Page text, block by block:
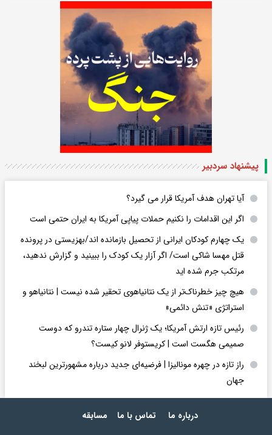
پیشنهاد سردبیر
آیا تهران هدف آمریکا قرار می گیرد؟
اگر این اقدامات را نکنیم حملات پیاپی آمریکا به ایران حتمی است
یک چهارم کودکان ایرانی از تحصیل بازمانده اند/بهزیستی در پرونده
قتل مهسا شاکی است/ اگر آزار یک کودک را ببینید و گزارش ندهید،
مرتکب جرم شده اید
هیچ چیز خطرناک‌تر از یک نتانیاهوی تحقیر شده نیست | نتانیاهو و
استراتژی «تنش دائمی»
رئیس تازه ارتش آمریکا؛ یک ژنرال چهار ستاره تندرو که دوست
صمیمی هگست است | کریستوفر لانو کیست؟
راز تازه در چهره مونالیزا | فرضیه‌ای جدید درباره مشهورترین لبخند
جهان
درباره ما تماس با ما مسابقه